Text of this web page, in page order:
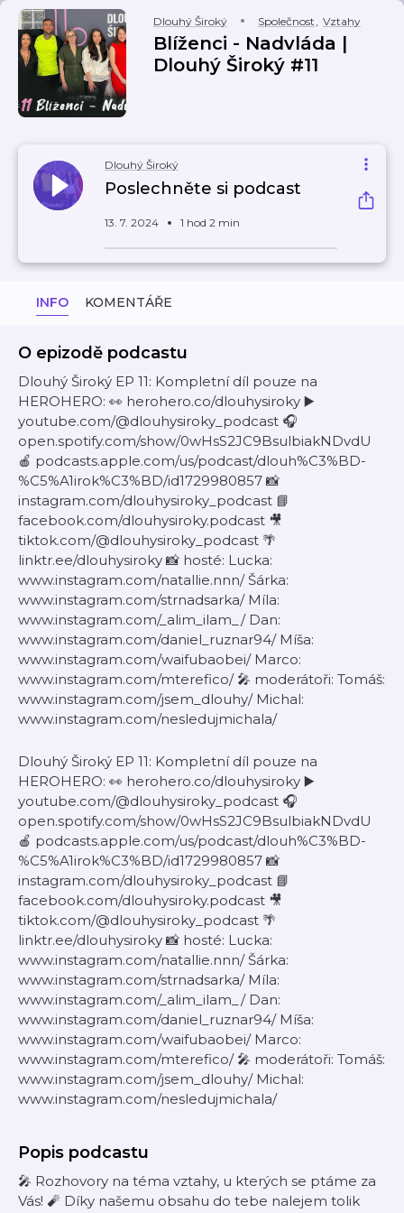
Dlouhý Široký Společnost, Vztahy
Blíženci - Nadvláda |
Dlouhý Široký #11
Dlouhý Široký
Poslechněte si podcast
13. 7. 2024 1 hod 2 min
INFO KOMENTÁŘE
O epizodě podcastu
Dlouhý Široký EP 11: Kompletní díl pouze na
HEROHERO: 👀 herohero.co/dlouhysiroky ▶️
youtube.com/@dlouhysiroky_podcast 🎧
open.spotify.com/show/0wHsS2JC9BsulbiakNDvdU
🍎 podcasts.apple.com/us/podcast/dlouh%C3%BD-
%C5%A1irok%C3%BD/id1729980857 📸
instagram.com/dlouhysiroky_podcast 📘
facebook.com/dlouhysiroky.podcast 🎥
tiktok.com/@dlouhysiroky_podcast 🌴
linktr.ee/dlouhysiroky 📸 hosté: Lucka:
www.instagram.com/natallie.nnn/ Šárka:
www.instagram.com/strnadsarka/ Míla:
www.instagram.com/_alim_ilam_/ Dan:
www.instagram.com/daniel_ruznar94/ Míša:
www.instagram.com/waifubaobei/ Marco:
www.instagram.com/mterefico/ 🎤 moderátoři: Tomáš:
www.instagram.com/jsem_dlouhy/ Michal:
www.instagram.com/nesledujmichala/
Dlouhý Široký EP 11: Kompletní díl pouze na
HEROHERO: 👀 herohero.co/dlouhysiroky ▶️
youtube.com/@dlouhysiroky_podcast 🎧
open.spotify.com/show/0wHsS2JC9BsulbiakNDvdU
🍎 podcasts.apple.com/us/podcast/dlouh%C3%BD-
%C5%A1irok%C3%BD/id1729980857 📸
instagram.com/dlouhysiroky_podcast 📘
facebook.com/dlouhysiroky.podcast 🎥
tiktok.com/@dlouhysiroky_podcast 🌴
linktr.ee/dlouhysiroky 📸 hosté: Lucka:
www.instagram.com/natallie.nnn/ Šárka:
www.instagram.com/strnadsarka/ Míla:
www.instagram.com/_alim_ilam_/ Dan:
www.instagram.com/daniel_ruznar94/ Míša:
www.instagram.com/waifubaobei/ Marco:
www.instagram.com/mterefico/ 🎤 moderátoři: Tomáš:
www.instagram.com/jsem_dlouhy/ Michal:
www.instagram.com/nesledujmichala/
Popis podcastu
🎤 Rozhovory na téma vztahy, u kterých se ptáme za
Vás! 🧨 Díky našemu obsahu do tebe nalejem tolik